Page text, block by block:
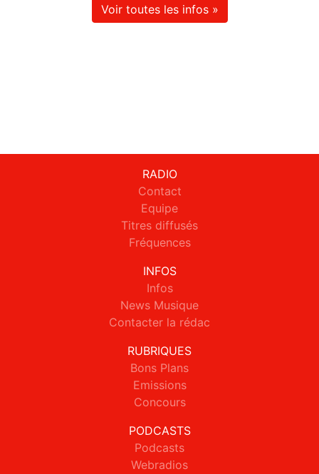
Voir toutes les infos »
RADIO
Contact
Equipe
Titres diffusés
Fréquences
INFOS
Infos
News Musique
Contacter la rédac
RUBRIQUES
Bons Plans
Emissions
Concours
PODCASTS
Podcasts
Webradios